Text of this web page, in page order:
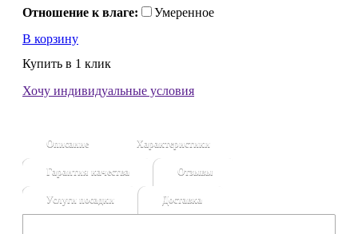
Отношение к влаге:
Умеренное
В корзину
Купить в 1 клик
Хочу индивидуальные условия
Описание Характеристики
Гарантия качества Отзывы
Услуги посадки Доставка